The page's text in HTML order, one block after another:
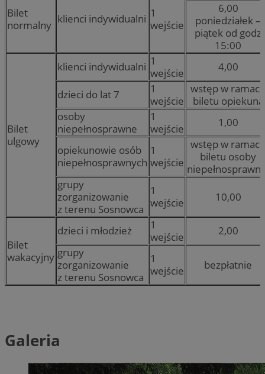
Bilet
normalny klienci indywidualni 1
wejście
6,00
poniedziałek –
piątek od godz
15:00
Bilet
ulgowy
klienci indywidualni 1
wejście
4,00
dzieci do lat 7
1
wejście
wstęp w ramach
biletu opiekuna
osoby
niepełnosprawne
1
wejście
1,00
opiekunowie osób
niepełnosprawnych
1
wejście
wstęp w ramach
biletu osoby
grupy
zorganizowanie
z terenu Sosnowca
1
wejście
10,00
Bilet
wakacyjny
dzieci i młodzież
1
wejście
2,00
grupy
zorganizowanie
z terenu Sosnowca
1
wejście
bezpłatnie
Galeria